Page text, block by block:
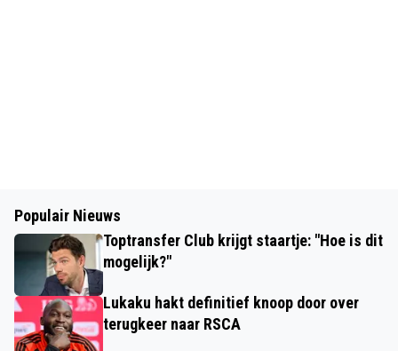
Populair Nieuws
Toptransfer Club krijgt staartje: "Hoe is dit
mogelijk?"
Lukaku hakt definitief knoop door over
terugkeer naar RSCA